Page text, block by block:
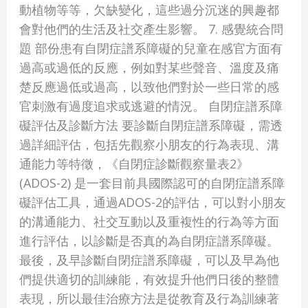
動植物等等，欠缺變化，這些過分沉迷的興趣都
會對他們的生活及社交產生影響。 7. 感覺統合問
題 部份患有自閉症譜系障礙的兒童在感官方面有
過高或過低的反應，例如對某些聲音、溫度及痛
楚反應過低或過高，以致他們對於一些日常的感
官刺激有過度追求或逃避的情況。 自閉症譜系障
礙評估及診斷方法 要診斷自閉症譜系障礙，需透
過詳細評估，包括先觀察小朋友的行為表現、溝
通能力等特徵，《自閉症診斷觀察量表2》
(ADOS-2) 是一套目前具國際認可的自閉症譜系障
礙評估工具，通過ADOS-2的評估，可以對小朋友
的溝通能力、社交互動以及重複性的行為等方面
進行評估，以診斷是否真的為自閉症譜系障礙。
最後，及早診斷自閉症譜系障礙，可以及早為他
們提供適切的訓練能，有效提升他們日後的整體
表現，所以最佳治療方法是從教育及行為訓練著